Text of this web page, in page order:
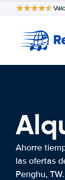
Ahorre
las ofertas
Penghu, TW.